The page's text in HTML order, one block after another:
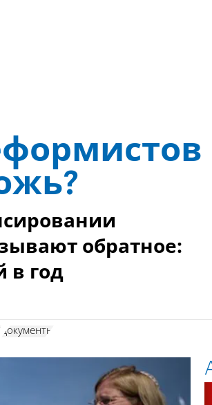
обратное:
в год
документы